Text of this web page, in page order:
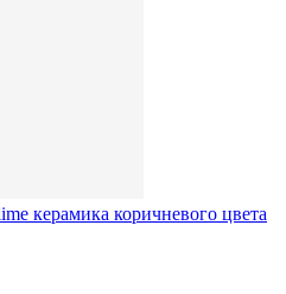
керамика коричневого цвета